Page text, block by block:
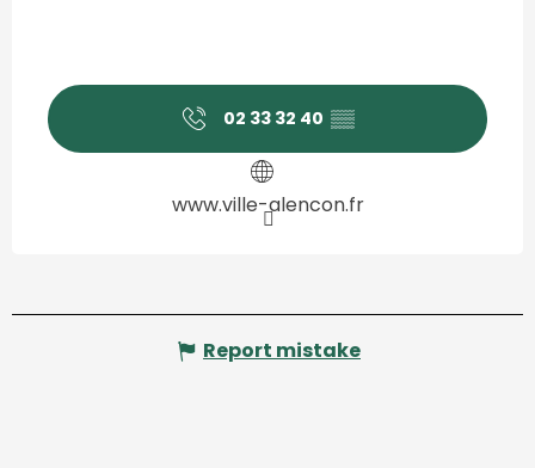
02 33 32 40 ▒▒
www.ville-alencon.fr
Report mistake